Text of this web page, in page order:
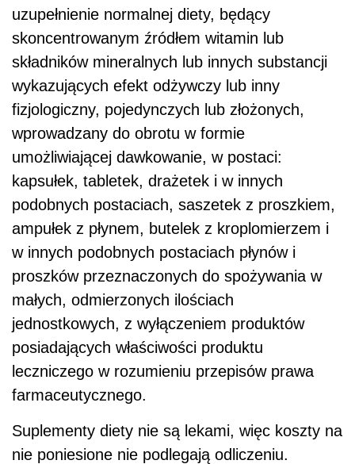
uzupełnienie normalnej diety, będący
skoncentrowanym źródłem witamin lub
składników mineralnych lub innych substancji
wykazujących efekt odżywczy lub inny
fizjologiczny, pojedynczych lub złożonych,
wprowadzany do obrotu w formie
umożliwiającej dawkowanie, w postaci:
kapsułek, tabletek, drażetek i w innych
podobnych postaciach, saszetek z proszkiem,
ampułek z płynem, butelek z kroplomierzem i
w innych podobnych postaciach płynów i
proszków przeznaczonych do spożywania w
małych, odmierzonych ilościach
jednostkowych, z wyłączeniem produktów
posiadających właściwości produktu
leczniczego w rozumieniu przepisów prawa
farmaceutycznego.
Suplementy diety nie są lekami, więc koszty na
nie poniesione nie podlegają odliczeniu.